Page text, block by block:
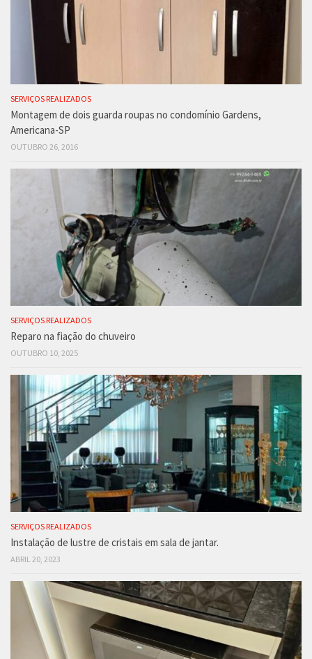
SERVIÇOS REALIZADOS
Montagem de dois guarda roupas no condomínio Gardens,
Americana-SP
OUTUBRO 26, 2016
SERVIÇOS REALIZADOS
Reparo na fiação do chuveiro
OUTUBRO 10, 2025
SERVIÇOS REALIZADOS
Instalação de lustre de cristais em sala de jantar.
ABRIL 20, 2023